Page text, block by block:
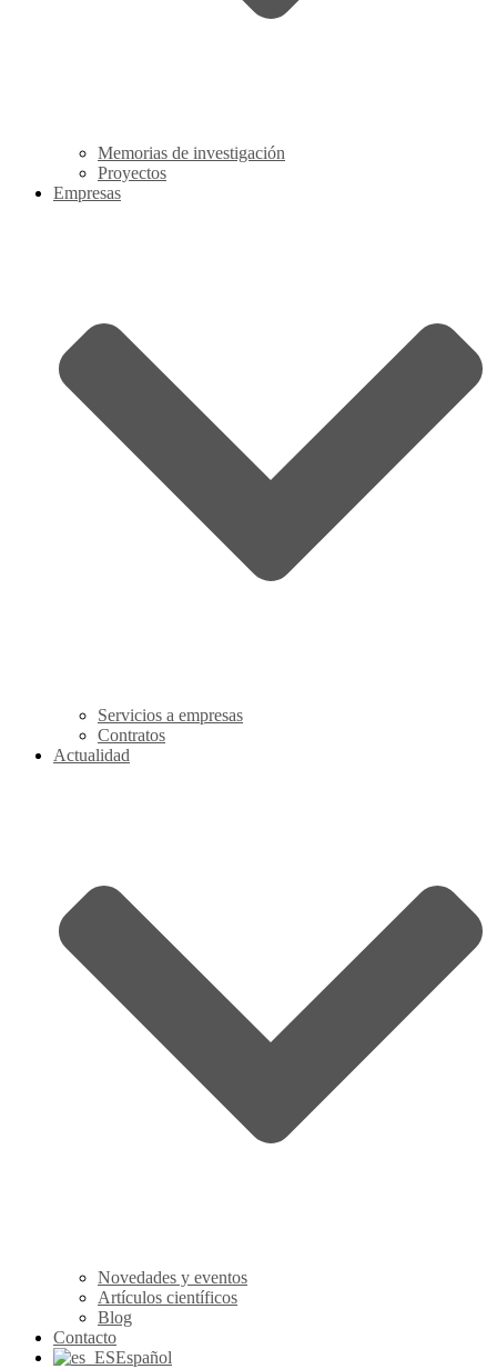
Memorias de investigación
Proyectos
Empresas
Servicios a empresas
Contratos
Actualidad
Novedades y eventos
Artículos científicos
Blog
Contacto
Español